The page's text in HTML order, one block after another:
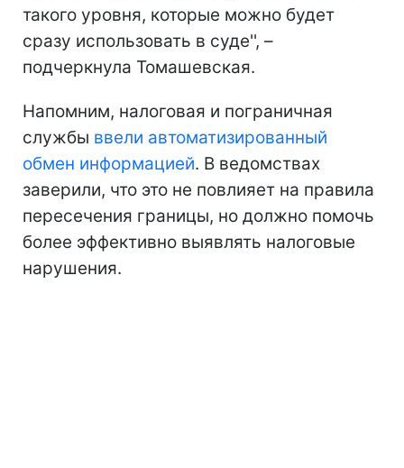
такого уровня, которые можно будет
сразу использовать в суде'', –
подчеркнула Томашевская.
Напомним, налоговая и пограничная
службы ввели автоматизированный
обмен информацией. В ведомствах
заверили, что это не повлияет на правила
пересечения границы, но должно помочь
более эффективно выявлять налоговые
нарушения.